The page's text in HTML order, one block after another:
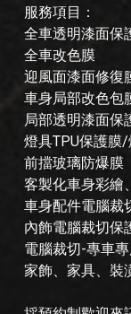
服務項目：
全車透明漆面保
全車改色膜
迎風面漆面修復
車身局部改色包
局部透明漆面保
燈具TPU保護膜/
前擋玻璃防爆膜
客製化車身彩繪
車身配件電腦裁
內飾電腦裁切保
電腦裁切-專車
家飾、家具、裝